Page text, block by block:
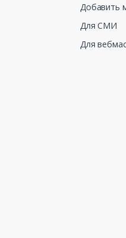
Добавить
Для СМИ
Для